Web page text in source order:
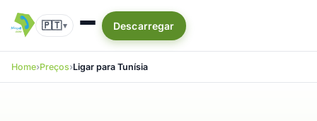
🇵🇹▾ Descarregar
Home Preços Ligar para Tunísia